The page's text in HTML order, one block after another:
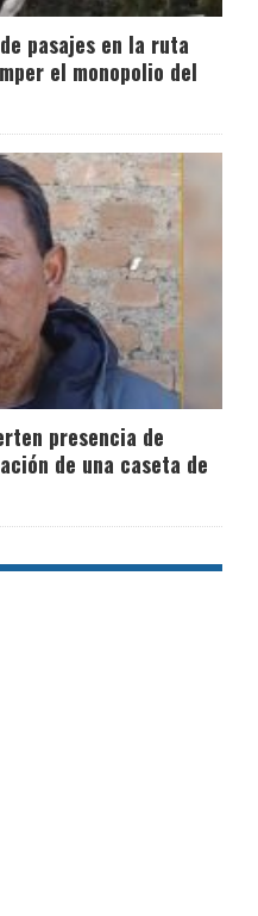
pasajes en la ruta
el monopolio del
presencia de
de una caseta de